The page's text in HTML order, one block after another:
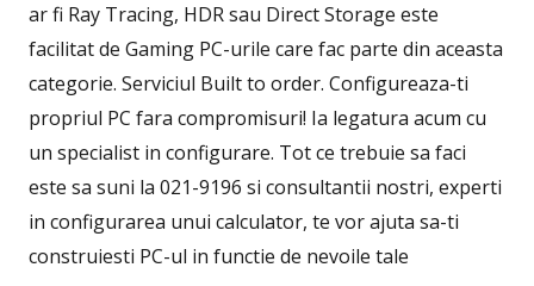
ar fi Ray Tracing, HDR sau Direct Storage este
facilitat de Gaming PC-urile care fac parte din aceasta
categorie. Serviciul Built to order. Configureaza-ti
propriul PC fara compromisuri! Ia legatura acum cu
un specialist in configurare. Tot ce trebuie sa faci
este sa suni la 021-9196 si consultantii nostri, experti
in configurarea unui calculator, te vor ajuta sa-ti
construiesti PC-ul in functie de nevoile tale